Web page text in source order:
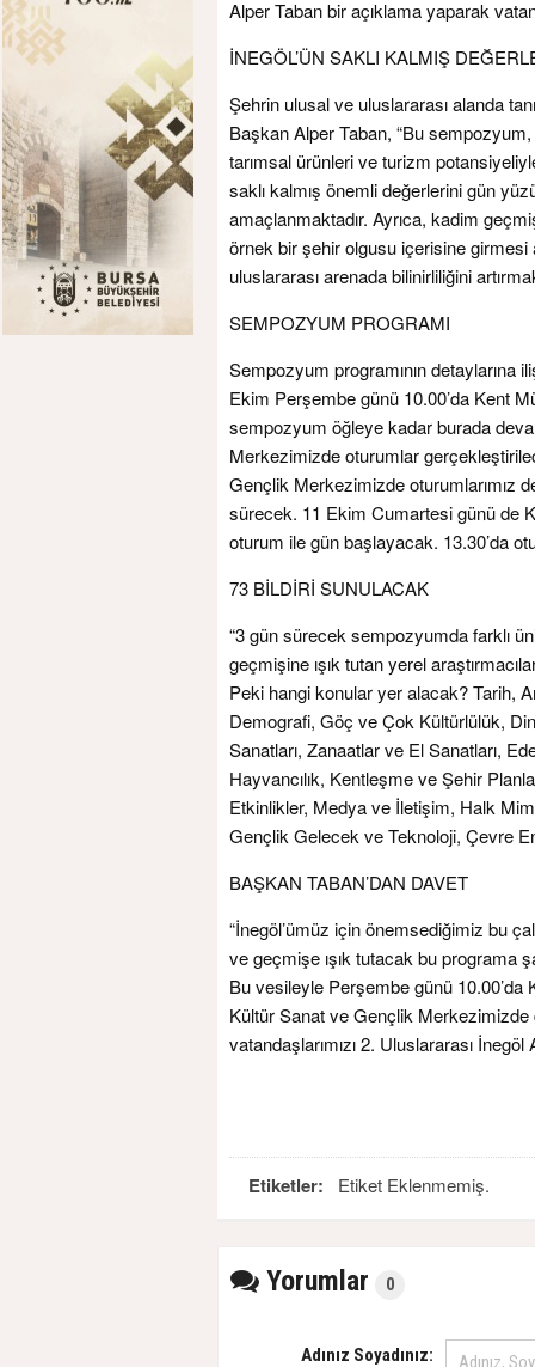
Alper Taban bir açıklama yaparak
İNEGÖL’ÜN SAKLI KALMIŞ
Şehrin ulusal ve uluslararası alanda
Başkan Alper Taban, “Bu
tarımsal ürünleri ve turizm
saklı kalmış önemli değerlerini gün
amaçlanmaktadır. Ayrıca, kadim
örnek bir şehir olgusu içerisine girmesi
uluslararası arenada bilinirliliğini
SEMPOZYUM PROGRAMI
Sempozyum programının detaylarına
Ekim Perşembe günü 10.00’da Kent
sempozyum öğleye kadar burada
Merkezimizde oturumlar
Gençlik Merkezimizde oturumlarımız
sürecek. 11 Ekim Cumartesi günü de
oturum ile gün başlayacak. 13.30’da
73 BİLDİRİ SUNULACAK
“3 gün sürecek sempozyumda farklı
geçmişine ışık tutan yerel
Peki hangi konular yer alacak? Tarih,
Demografi, Göç ve Çok Kültürlülük,
Sanatları, Zanaatlar ve El Sanatları,
Hayvancılık, Kentleşme ve Şehir
Etkinlikler, Medya ve İletişim, Halk
Gençlik Gelecek ve Teknoloji, Çevre
BAŞKAN TABAN’DAN DAVET
“İnegöl’ümüz için önemsediğimiz bu
ve geçmişe ışık tutacak bu programa
Bu vesileyle Perşembe günü 10.00’da
Kültür Sanat ve Gençlik
vatandaşlarımızı 2. Uluslararası
Etiketler: Etiket Eklenmemiş.
Yorumlar 0
Adınız Soyadınız: